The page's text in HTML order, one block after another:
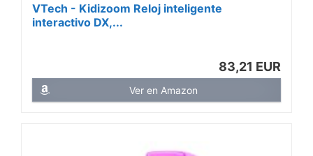
VTech - Kidizoom Reloj inteligente
interactivo DX,...
83,21 EUR
Ver en Amazon